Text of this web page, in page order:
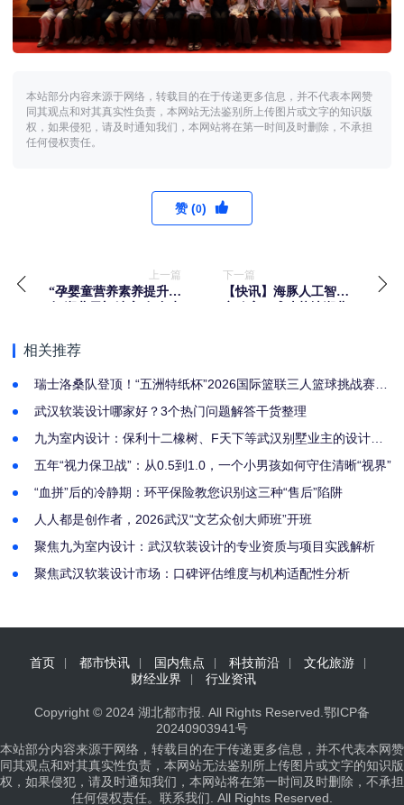
本站部分内容来源于网络，转载目的在于传递更多信息，并不代表本网赞
同其观点和对其真实性负责，本网站无法鉴别所上传图片或文字的知识版
权，如果侵犯，请及时通知我们，本网站将在第一时间及时删除，不承担
任何侵权责任。
赞 (0)
上一篇
“孕婴童营养素养提升行
启科学育儿科普新篇章
下一篇
【快讯】海豚人工智能
相关推荐
瑞士洛桑队登顶！“五洲特纸杯”2026国际篮联三人篮球挑战赛汉
武汉软装设计哪家好？3个热门问题解答干货整理
九为室内设计：保利十二橡树、F天下等武汉别墅业主的设计选
五年“视力保卫战”：从0.5到1.0，一个小男孩如何守住清晰“视界”
“血拼”后的冷静期：环平保险教您识别这三种“售后”陷阱
人人都是创作者，2026武汉“文艺众创大师班”开班
聚焦九为室内设计：武汉软装设计的专业资质与项目实践解析
聚焦武汉软装设计市场：口碑评估维度与机构适配性分析
首页 都市快讯 国内焦点 科技前沿
文化旅游
财经业界
行业资讯
Copyright © 2024 湖北都市报 . All Rights Reserved. 鄂ICP备
20240903941号
本站部分内容来源于网络，转载目的在于传递更多信息，并不代表本网赞
同其观点和对其真实性负责，本网站无法鉴别所上传图片或文字的知识版
权，如果侵犯，请及时通知我们，本网站将在第一时间及时删除，不承担
任何侵权责任。 联系我们 . All Rights Reserved.